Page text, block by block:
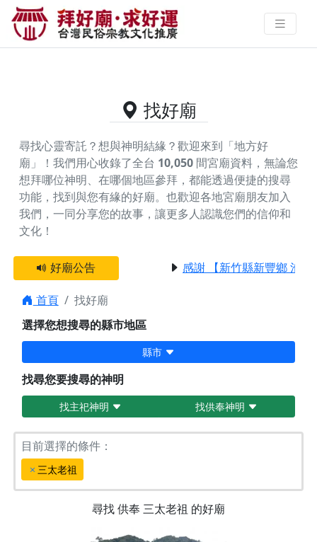
供奉三太老祖的好廟資料｜拜好廟
求好運 找到與您有緣的信仰
找好廟
尋找心靈寄託？想與神明結緣？歡迎來到「地方好
廟」！我們用心收錄了全台 10,050 間宮廟資料，無論您
想拜哪位神明、在哪個地區參拜，都能透過便捷的搜尋
功能，找到與您有緣的好廟。 也歡迎各地宮廟朋友加入
我們，一同分享您的故事，讓更多人認識您們的信仰和
文化！
好廟公告 感謝 【新竹縣新豐鄉 池和
首頁
找好廟
選擇您想搜尋的縣市地區
縣市
找尋您要搜尋的神明
找主祀神明 找供奉神明
目前選擇的條件：
三太老祖
尋找供奉 三太老祖 的好廟